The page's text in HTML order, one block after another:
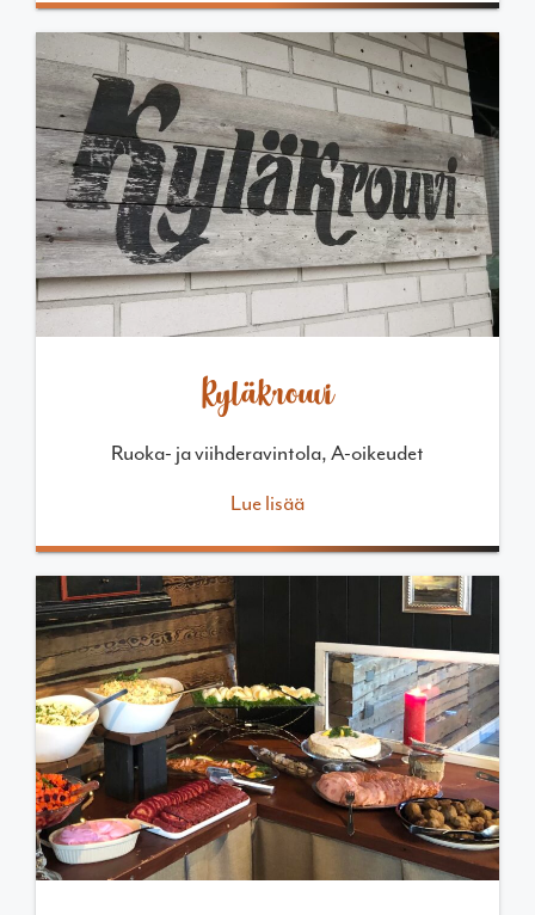
Kyläkrouvi
Ruoka- ja viihderavintola, A-oikeudet
Lue lisää